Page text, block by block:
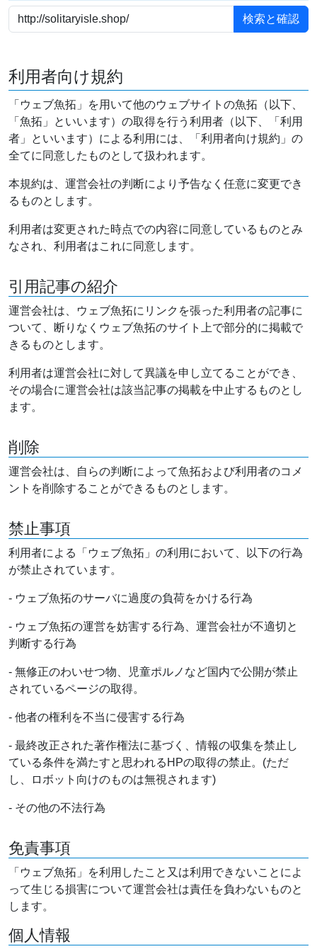
利用者向け規約
「ウェブ魚拓」を用いて他のウェブサイトの魚拓（以下、
「魚拓」といいます）の取得を行う利用者（以下、「利用
者」といいます）による利用には、「利用者向け規約」の
全てに同意したものとして扱われます。
本規約は、運営会社の判断により予告なく任意に変更でき
るものとします。
利用者は変更された時点での内容に同意しているものとみ
なされ、利用者はこれに同意します。
引用記事の紹介
運営会社は、ウェブ魚拓にリンクを張った利用者の記事に
ついて、断りなくウェブ魚拓のサイト上で部分的に掲載で
きるものとします。
利用者は運営会社に対して異議を申し立てることができ、
その場合に運営会社は該当記事の掲載を中止するものとし
ます。
削除
運営会社は、自らの判断によって魚拓および利用者のコメ
ントを削除することができるものとします。
禁止事項
利用者による「ウェブ魚拓」の利用において、以下の行為
が禁止されています。
- ウェブ魚拓のサーバに過度の負荷をかける行為
- ウェブ魚拓の運営を妨害する行為、運営会社が不適切と
判断する行為
- 無修正のわいせつ物、児童ポルノなど国内で公開が禁止
されているページの取得。
- 他者の権利を不当に侵害する行為
- 最終改正された著作権法に基づく、情報の収集を禁止し
ている条件を満たすと思われるHPの取得の禁止。(ただ
し、ロボット向けのものは無視されます)
- その他の不法行為
免責事項
「ウェブ魚拓」を利用したこと又は利用できないことによ
って生じる損害について運営会社は責任を負わないものと
します。
個人情報